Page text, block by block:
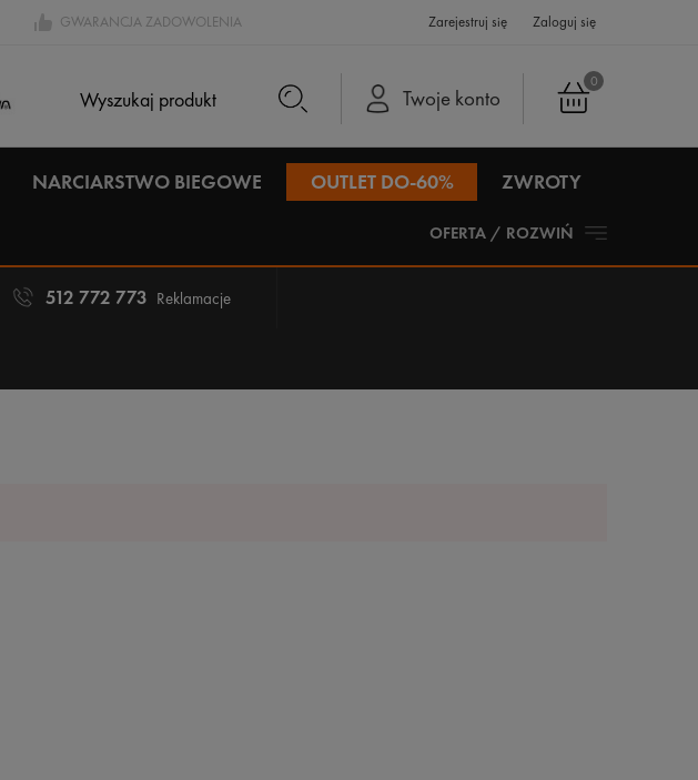
GWARANCJA ZADOWOLENIA Zarejestruj się Zaloguj się
0
Twoje konto
NARCIARSTWO BIEGOWE OUTLET DO-60% ZWROTY
OFERTA / ROZWIŃ
512 772 773 Reklamacje